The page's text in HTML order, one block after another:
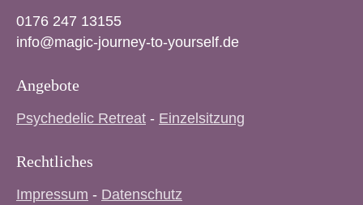
0176 247 13155
info@magic-journey-to-yourself.de
Angebote
Psychedelic Retreat - Einzelsitzung
Rechtliches
Impressum - Datenschutz